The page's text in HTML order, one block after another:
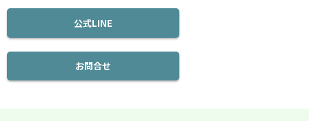
公式LINE
お問合せ